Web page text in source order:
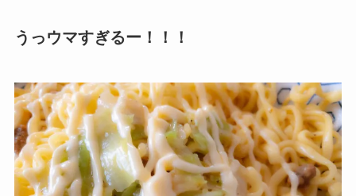
うっウマすぎるー！！！